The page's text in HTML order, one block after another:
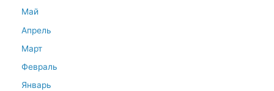
Май
Апрель
Март
Февраль
Январь